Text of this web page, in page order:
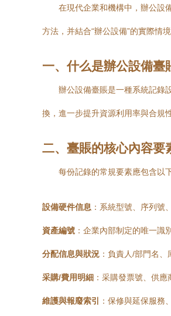
在現代企業和機構中，辦公設
方法，并結合“辦公設備”的實際情
一、什么是辦公設備臺
辦公設備臺賬是一種系統記錄
換，進一步提升資源利用率與合規性
二、臺賬的核心內容要
每份記錄的常規要素應包含以
設備硬件信息 ：系統型號、序列號
資產編號 ：企業內部制定的唯一識
分配信息與狀況 ：負責人/部門名、
采購/費用明細 ：采購發票號、供
維護與報廢索引 ：保修與延保服務